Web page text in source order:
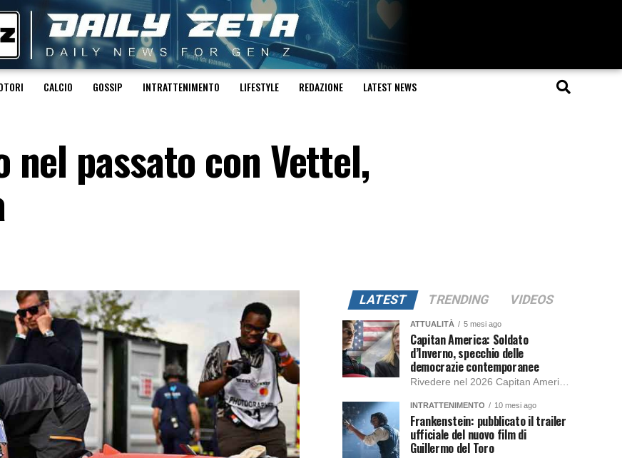
CALCIO GOSSIP INTRATTENIMENTO LIFESTYLE REDAZIONE LATEST NEWS
nel passato con Vettel,
LATEST TRENDING VIDEOS
ATTUALITÀ 5 mesi ago
Capitan America: Soldato
d’Inverno, specchio delle
democrazie contemporanee
INTRATTENIMENTO 10 mesi ago
Frankenstein: pubblicato il trailer
ufficiale del nuovo film di
Guillermo del Toro